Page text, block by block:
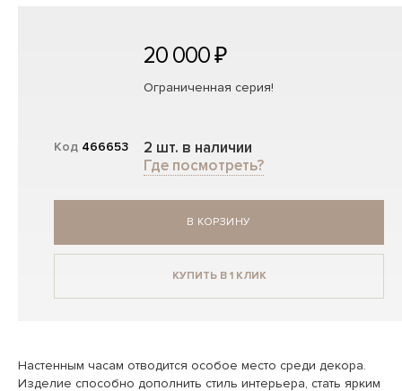
Код 466653
20 000 ₽
Ограниченная серия!
2 шт. в наличии
Где посмотреть?
В КОРЗИНУ
КУПИТЬ В 1 КЛИК
Настенным часам отводится особое место среди декора.
Изделие способно дополнить стиль интерьера, стать ярким